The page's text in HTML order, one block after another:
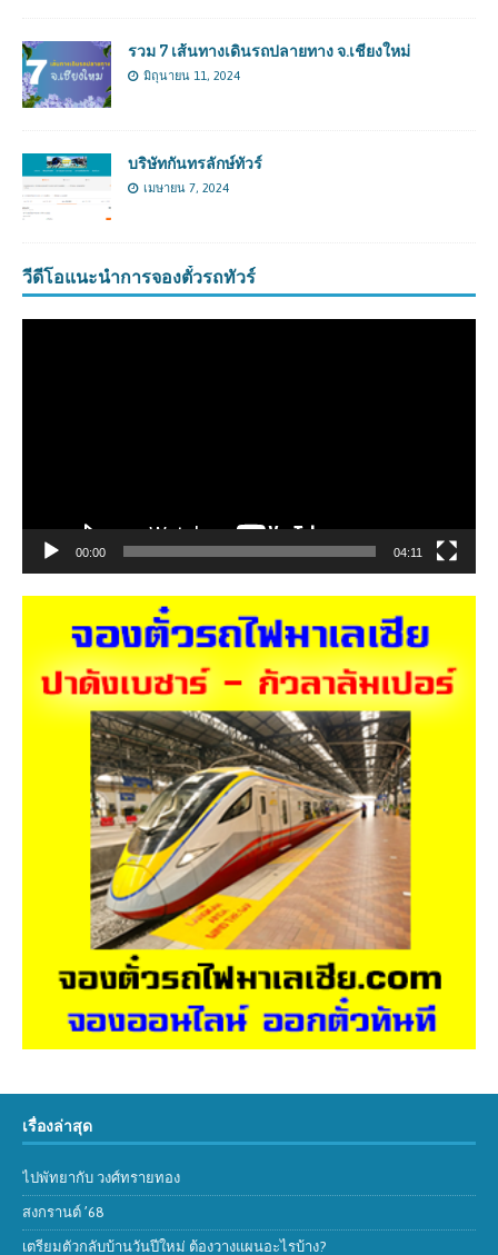
รวม 7 เส้นทางเดินรถปลายทาง จ.เชียงใหม่
มิถุนายน 11, 2024
บริษัทกันทรลักษ์ทัวร์
เมษายน 7, 2024
วีดีโอแนะนำการจองตั๋วรถทัวร์
00:00 04:11
เรื่องล่าสุด
ไปพัทยากับ วงศ์ทรายทอง
สงกรานต์ ’68
เตรียมตัวกลับบ้านวันปีใหม่ ต้องวางแผนอะไรบ้าง?